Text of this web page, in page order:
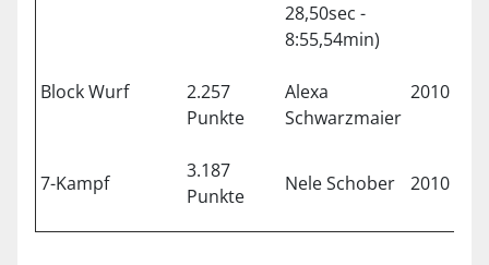
28,50sec -
8:55,54min)
Block Wurf
2.257
Punkte
Alexa
Schwarzmaier
2010
7-Kampf
3.187
Punkte
Nele Schober 2010